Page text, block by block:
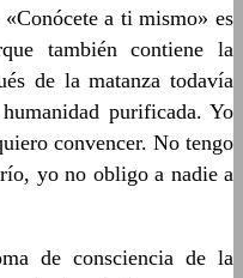
a ti mismo» es
también contiene la
de la matanza todavía
purificada. Yo
convencer. No tengo
yo no obligo a nadie a
de consciencia de la